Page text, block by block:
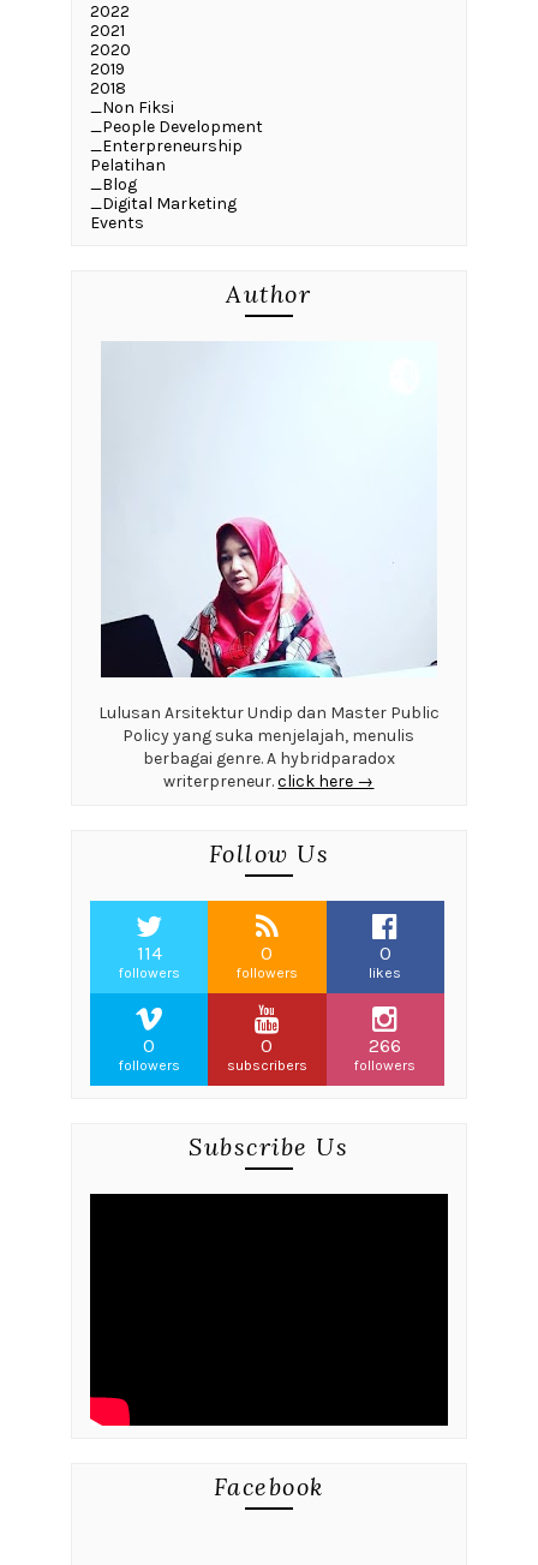
2022
2021
2020
2019
2018
_Non Fiksi
_People Development
_Enterpreneurship
Pelatihan
_Blog
_Digital Marketing
Events
Author
Lulusan Arsitektur Undip dan Master Public
Policy yang suka menjelajah, menulis
berbagai genre. A hybridparadox
writerpreneur.click here →
Follow Us
114
followers
0
followers
0
likes
0
followers
0
subscribers
266
followers
Subscribe Us
Facebook